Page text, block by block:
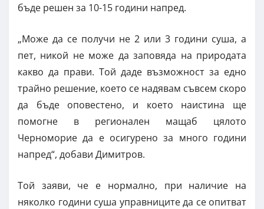
бъде решен за 10-15 години напред.
„Може да се получи не 2 или 3 години суша, а
пет, никой не може да заповяда на природата
какво да прави. Той даде възможност за едно
трайно решение, което се надявам съвсем скоро
да бъде оповестено, и което наистина ще
помогне в регионален мащаб цялото
Черноморие да е осигурено за много години
напред“, добави Димитров.
Той заяви, че е нормално, при наличие на
няколко години суша управниците да се опитват